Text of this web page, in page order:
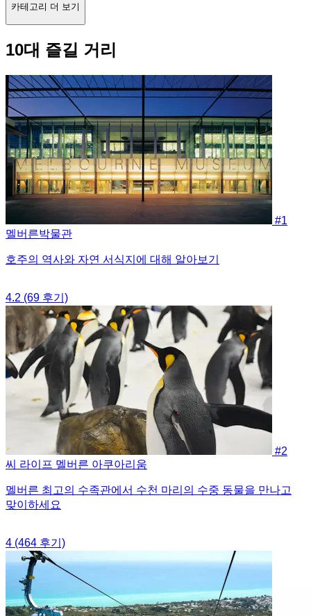
카테고리 더 보기
10대 즐길 거리
#1
멜버른박물관
호주의 역사와 자연 서식지에 대해 알아보기
4.2 (69 후기)
#2
씨 라이프 멜버른 아쿠아리움
멜버른 최고의 수족관에서 수천 마리의 수중 동물을 만나고
맞이하세요
4 (464 후기)